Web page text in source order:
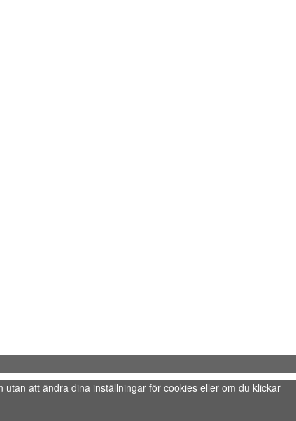
att ändra dina inställningar för cookies eller om du klickar